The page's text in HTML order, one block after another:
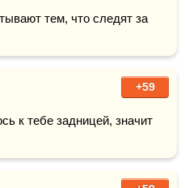
тем, что следят за
+59
к тебе задницей, значит